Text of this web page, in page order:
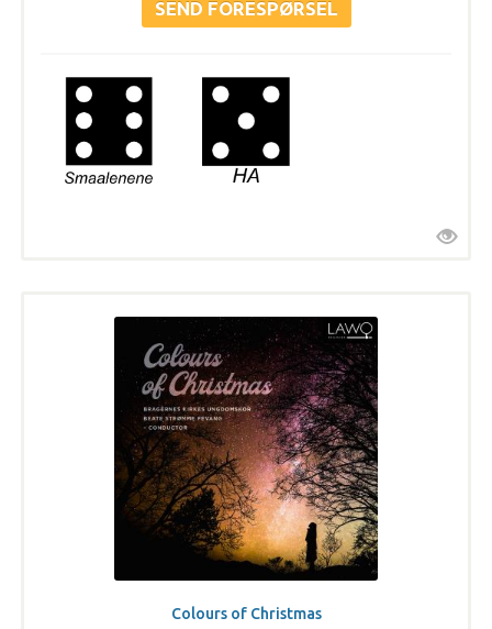
Colours of Christmas